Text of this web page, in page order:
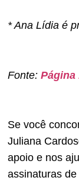
* Ana Lídia é
Fonte: Página
Se você
Juliana
apoio e nos
assinaturas